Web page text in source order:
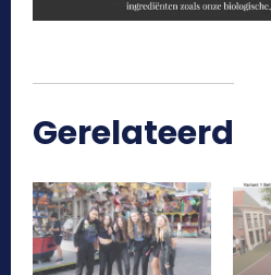
Gerelateerd